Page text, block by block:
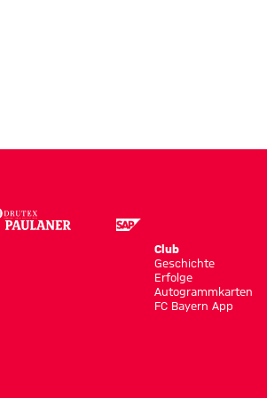
Club
Geschichte
Erfolge
Autogrammkarten
FC Bayern App